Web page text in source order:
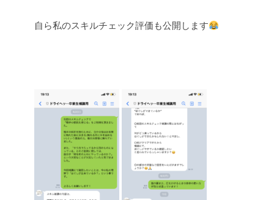
自ら私のスキルチェック評価も公開します